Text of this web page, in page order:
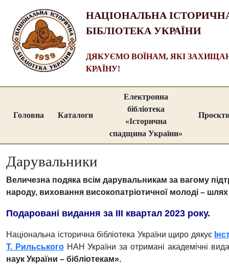
НАЦІОНАЛЬНА
БІБЛІОТЕКА УКРАЇНИ
ДЯКУЄМО ВОЇНАМ, ЯКІ
КРАЇНУ!
Головна Каталоги
Електронна
бібліотека
«Історична
спадщина України»
Дарувальники
Величезна подяка всім дарувальникам за вагому
народу, виховання високопатріотичної молоді –
Подаровані видання за ІII квартал 2023 року.
Національна історична бібліотека України щиро дякує
Т. Рильського НАН України за отримані академічні
наук України – бібліотекам».